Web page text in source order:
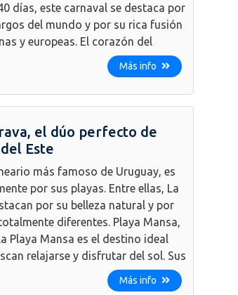
días, este carnaval se destaca por
del mundo y por su rica fusión
y europeas. El corazón del
Más info
el dúo perfecto de
Este
más famoso de Uruguay, es
por sus playas. Entre ellas, La
por su belleza natural y por
diferentes. Playa Mansa,
Playa Mansa es el destino ideal
relajarse y disfrutar del sol. Sus
Más info